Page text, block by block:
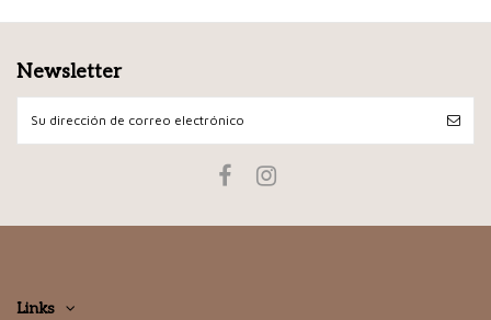
Newsletter
Links